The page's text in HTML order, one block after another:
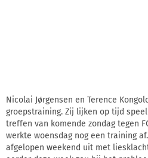
Nicolai Jørgensen en Terence
groepstraining. Zij lijken op tijd
treffen van komende zondag tegen
werkte woensdag nog een training
afgelopen weekend uit met